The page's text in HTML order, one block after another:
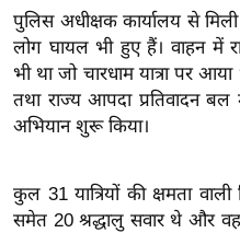
बे
मि
सा
ल
श
य
त
पुलिस अधीक्षक कार्यालय से
लोग घायल भी हुए हैं। वाहन में
भी था जो चारधाम यात्रा पर
तथा राज्य आपदा प्रतिवादन
अभियान शुरू किया।
कुल 31 यात्रियों की क्षमता
समेत 20 श्रद्धालु सवार थे और